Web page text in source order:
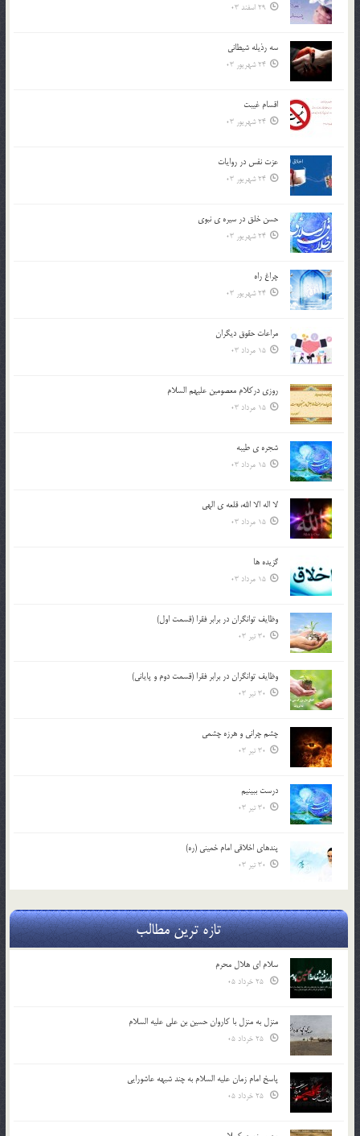
29 اسفند 03
سه رذیله شیطانی
24 شهریور 03
اقسام غيبت
24 شهریور 03
عزت نفس در روايات
24 شهریور 03
حسن خلق در سيره ي نبوي
24 شهریور 03
چراغ راه
24 شهریور 03
مراعات حقوق ديگران
15 مرداد 03
روزي دركلام معصومين عليهم السلام
15 مرداد 03
شجره ي طيبه
15 مرداد 03
لا اله الا الله، قلعه ي الهي
15 مرداد 03
گزيده ها
15 مرداد 03
وظایف توانگران در برابر فقرا (قسمت اول)
30 تیر 03
وظایف توانگران در برابر فقرا (قسمت دوم و پایانی)
30 تیر 03
چشم ‏چرانى و هرزه‏ چشمى
30 تیر 03
درست ببينيم
30 تیر 03
پندهاي اخلاقي امام خميني (ره)
30 تیر 03
تازه ترین مطالب
سلام ای هلال محرم
منزل به منزل با کاروان حسین بن علی علیه السلام
پاسخ امام زمان علیه السلام به چند شبهه عاشورایی